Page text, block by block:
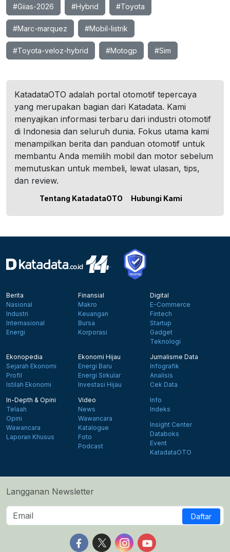
#Giias-2026 #Hybrid #Toyota
#Marc-marquez #Mobil-listrik
#Toyota-veloz-hybrid #Motogp #Sim
KatadataOTO adalah portal otomotif tepercaya
yang merupakan bagian dari Katadata. Kami
menyajikan informasi terbaru dari industri otomotif
di Indonesia dan seluruh dunia. Fokus utama kami
menampilkan berita dan panduan otomotif untuk
membantu Anda memilih mobil dan motor sebelum
memutuskan untuk membeli, lewat ulasan, tips,
dan review.
Tentang KatadataOTO Hubungi Kami
Berita
Nasional
Industri
Internasional
Energi
Finansial
Makro
Keuangan
Bursa
Korporasi
Digital
E-Commerce
Fintech
Startup
Gadget
Teknologi
Ekonopedia
Sejarah Ekonomi
Profil
Istilah Ekonomi
Ekonomi Hijau
Energi Baru
Energi Sirkular
Investasi Hijau
Jurnalisme Data
Infografik
Analisis
Cek Data
In-Depth & Opini
Telaah
Opini
Wawancara
Laporan Khusus
Video
News
Wawancara
Katalogue
Foto
Podcast
Info
Indeks
Insight Center
Databoks
Event
KatadataOTO
Langganan Newsletter
Daftar
Follow us on Facebook
Follow us on X
Follow us on Instagram
Follow us on